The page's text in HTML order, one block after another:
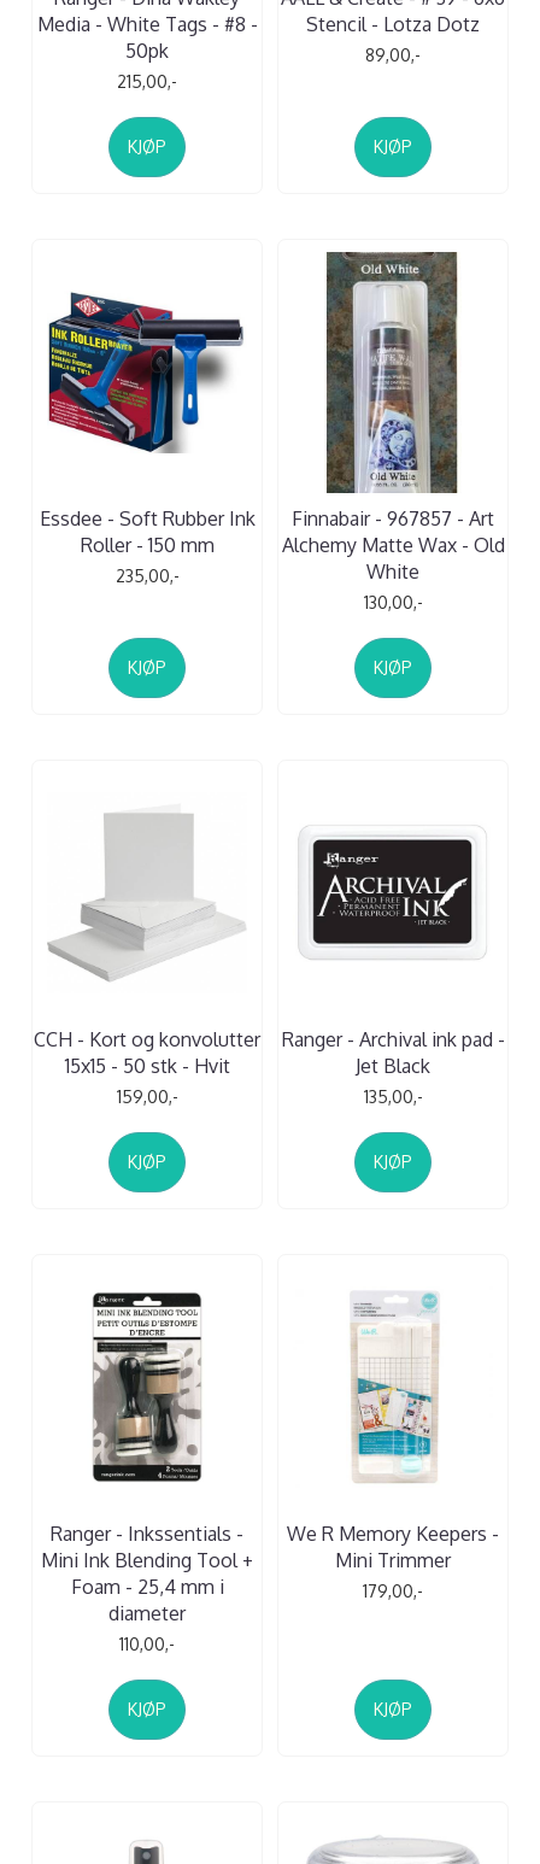
Media - White Tags - #8 -
50pk
215,00,-
KJØP
Stencil - Lotza Dotz
89,00,-
KJØP
Essdee - Soft Rubber Ink
Roller - 150 mm
235,00,-
KJØP
Finnabair - 967857 - Art
Alchemy Matte Wax - Old
White
130,00,-
KJØP
CCH - Kort og konvolutter
15x15 - 50 stk - Hvit
159,00,-
KJØP
Ranger - Archival ink pad -
Jet Black
135,00,-
KJØP
Ranger - Inkssentials -
Mini Ink Blending Tool +
Foam - 25,4 mm i
diameter
110,00,-
KJØP
We R Memory Keepers -
Mini Trimmer
179,00,-
KJØP